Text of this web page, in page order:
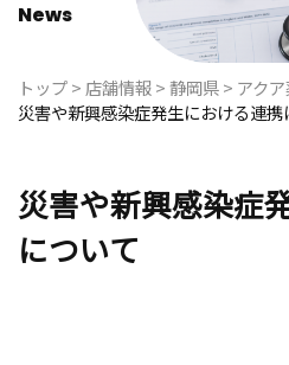
News
トップ> 店舗情報>静岡県> アク
災害や新興感染症発生における連携
災害や新興感染症
について